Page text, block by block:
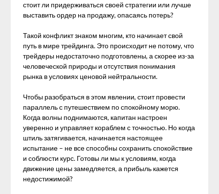
стоит ли придерживаться своей стратегии или лучше
выставить ордер на продажу, опасаясь потерь?
Такой конфликт знаком многим, кто начинает свой
путь в мире трейдинга. Это происходит не потому, что
трейдеры недостаточно подготовлены, а скорее из-за
человеческой природы и отсутствия понимания
рынка в условиях ценовой нейтральности.
Чтобы разобраться в этом явлении, стоит провести
параллель с путешествием по спокойному морю.
Когда волны поднимаются, капитан настроен
уверенно и управляет кораблем с точностью. Но когда
штиль затягивается, начинается настоящее
испытание – не все способны сохранить спокойствие
и соблюсти курс. Готовы ли мы к условиям, когда
движение цены замедляется, а прибыль кажется
недостижимой?